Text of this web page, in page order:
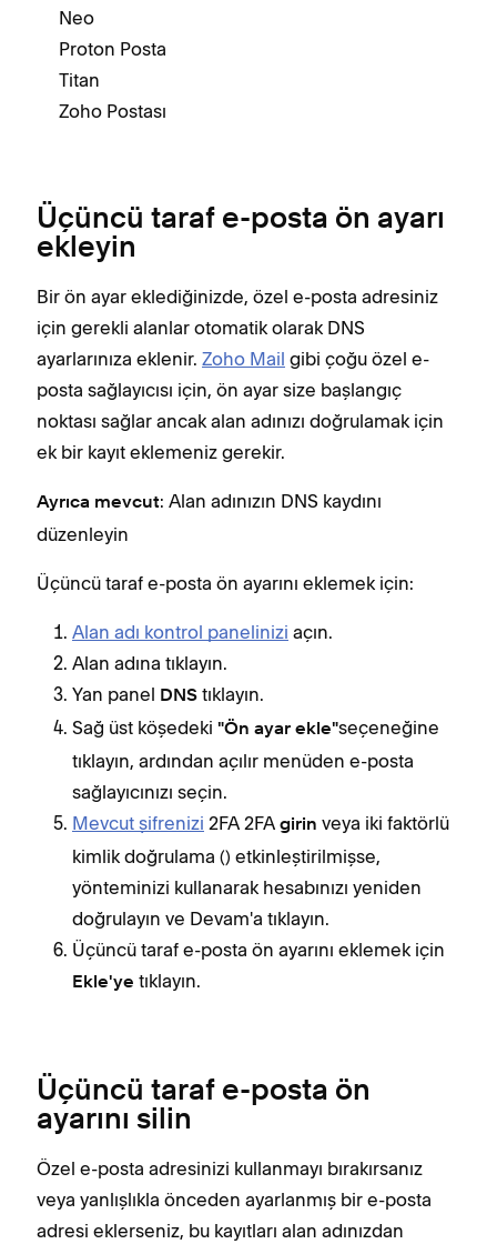
Neo
Proton Posta
Titan
Zoho Postası
Üçüncü taraf e-posta ön ayarı
ekleyin
Bir ön ayar eklediğinizde, özel e-posta adresiniz
için gerekli alanlar otomatik olarak DNS
ayarlarınıza eklenir. Zoho Mail gibi çoğu özel e-
posta sağlayıcısı için, ön ayar size başlangıç
noktası sağlar ancak alan adınızı doğrulamak için
ek bir kayıt eklemeniz gerekir.
Ayrıca mevcut: Alan adınızın DNS kaydını
düzenleyin
Üçüncü taraf e-posta ön ayarını eklemek için:
Alan adı kontrol panelinizi açın.
Alan adına tıklayın.
Yan panel DNS tıklayın.
Sağ üst köşedeki "Ön ayar ekle"seçeneğine
tıklayın, ardından açılır menüden e-posta
sağlayıcınızı seçin.
Mevcut şifrenizi 2FA 2FA girin veya iki faktörlü
kimlik doğrulama () etkinleştirilmişse,
yönteminizi kullanarak hesabınızı yeniden
doğrulayın ve Devam'a tıklayın.
Üçüncü taraf e-posta ön ayarını eklemek için
Ekle'ye tıklayın.
Üçüncü taraf e-posta ön
ayarını silin
Özel e-posta adresinizi kullanmayı bırakırsanız
veya yanlışlıkla önceden ayarlanmış bir e-posta
adresi eklerseniz, bu kayıtları alan adınızdan